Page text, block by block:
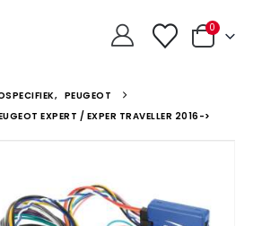
0
, PEUGEOT
EXPERT / EXPER TRAVELLER 2016->